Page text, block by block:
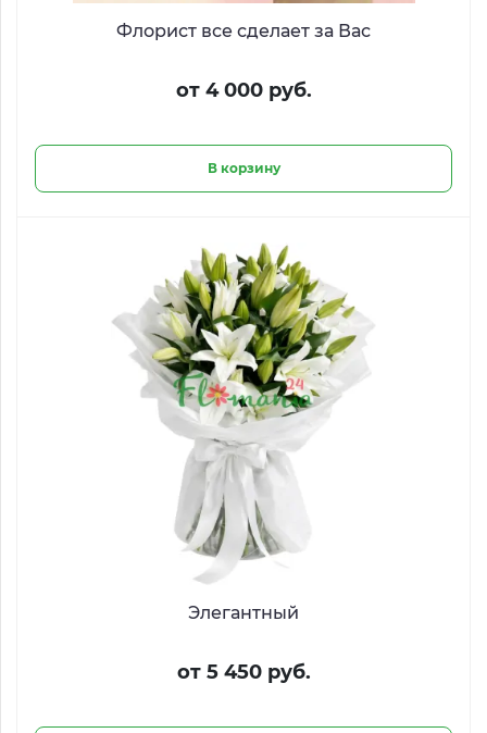
Флорист все сделает за Вас
от 4 000 руб.
В корзину
Элегантный
от 5 450 руб.